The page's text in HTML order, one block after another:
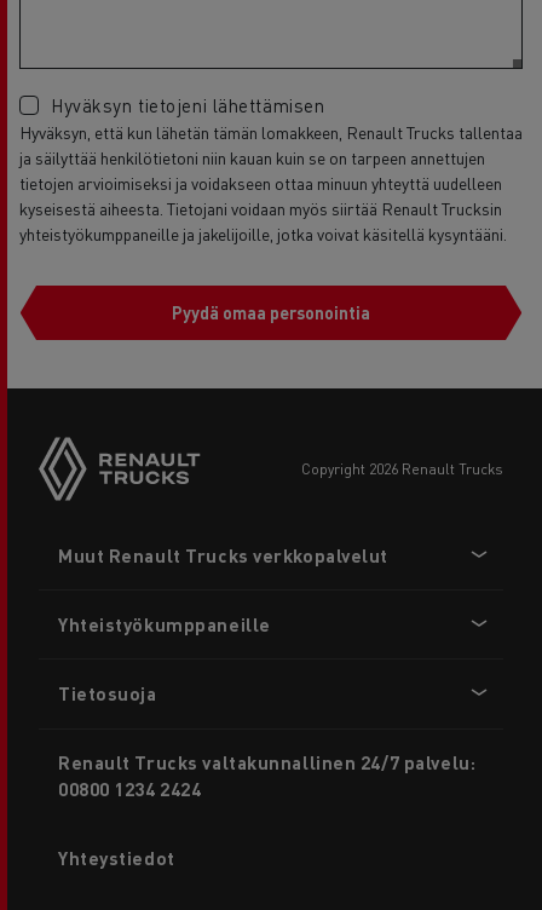
Hyväksyn tietojeni lähettämisen
Hyväksyn, että kun lähetän tämän lomakkeen, Renault Trucks tallentaa
ja säilyttää henkilötietoni niin kauan kuin se on tarpeen annettujen
tietojen arvioimiseksi ja voidakseen ottaa minuun yhteyttä uudelleen
kyseisestä aiheesta. Tietojani voidaan myös siirtää Renault Trucksin
yhteistyökumppaneille ja jakelijoille, jotka voivat käsitellä kysyntääni.
Pyydä omaa personointia
copyright 2026 Renault Trucks
menu
Muut Renault Trucks verkkopalvelut
Yhteistyökumppaneille
Tietosuoja
Renault Trucks valtakunnallinen 24/7 palvelu:
00800 1234 2424
Yhteystiedot